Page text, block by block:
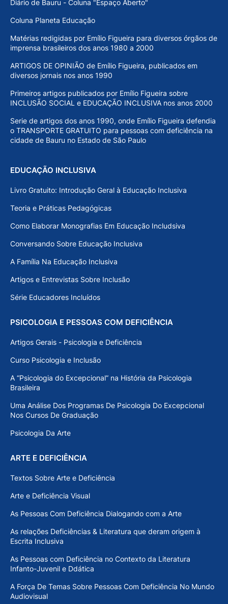
Diário de Bauru - Coluna "Espaço Aberto"
Coluna Planeta Educação
Matérias redigidas por Emílio Figueira para diversos órgãos de
imprensa brasileiros dos anos 1980 a 2000
ARTIGOS DE OPINIÃO de Emílio Figueira, publicados em
diversos jornais nos anos 1990
Primeiros artigos publicados por Emílio Figueira sobre
INCLUSÃO SOCIAL e EDUCAÇÃO INCLUSIVA nos anos 2000
Serie de artigos dos anos 1990, onde Emílio Figueira defendia
o TRANSPORTE GRATUITO para pessoas com deficiência na
cidade de Bauru no Estado de São Paulo
EDUCAÇÃO INCLUSIVA
Livro Gratuito: Introdução Geral à Educação Inclusiva
Teoria e Práticas Pedagógicas
Como Elaborar Monografias Em Educação Includsiva
Conversando Sobre Educação Inclusiva
A Família Na Educação Inclusiva
Artigos e Entrevistas Sobre Inclusão
Série Educadores Incluídos
PSICOLOGIA E PESSOAS COM DEFICIÊNCIA
Artigos Gerais - Psicologia e Deficiência
Curso Psicologia e Inclusão
A “Psicologia do Excepcional” na História da Psicologia
Brasileira
Uma Análise Dos Programas De Psicologia Do Excepcional
Nos Cursos De Graduação
Psicologia Da Arte
ARTE E DEFICIÊNCIA
Textos Sobre Arte e Deficiência
Arte e Deficiência Visual
As Pessoas Com Deficiência Dialogando com a Arte
As relações Deficiências & Literatura que deram origem à
Escrita Inclusiva
As Pessoas com Deficiência no Contexto da Literatura
Infanto-Juvenil e Ddática
A Força De Temas Sobre Pessoas Com Deficiência No Mundo
Audiovisual